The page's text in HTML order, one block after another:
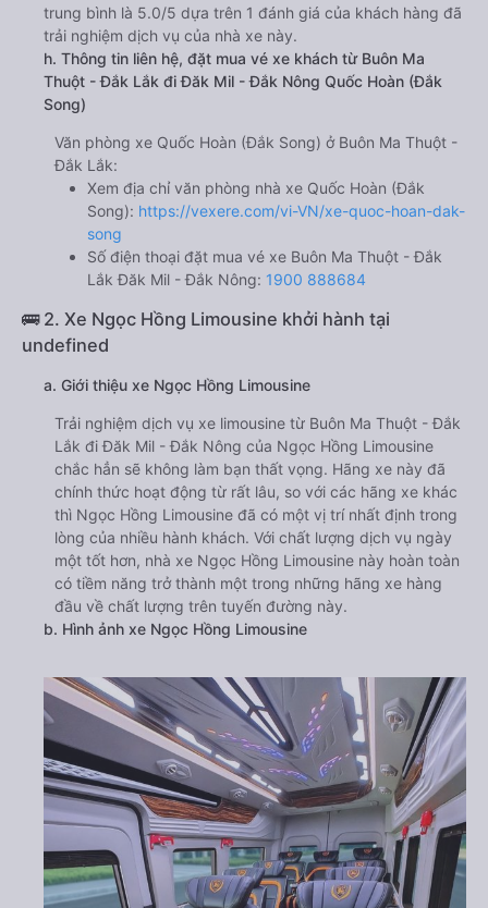
trung bình là 5.0/5 dựa trên 1 đánh giá của khách hàng đã
trải nghiệm dịch vụ của nhà xe này.
h. Thông tin liên hệ, đặt mua vé xe khách từ Buôn Ma
Thuột - Đắk Lắk đi Đăk Mil - Đắk Nông Quốc Hoàn (Đắk
Song)
Văn phòng xe Quốc Hoàn (Đắk Song) ở Buôn Ma Thuột -
Đắk Lắk:
Xem địa chỉ văn phòng nhà xe Quốc Hoàn (Đắk
Song): https://vexere.com/vi-VN/xe-quoc-hoan-dak-
song
Số điện thoại đặt mua vé xe Buôn Ma Thuột - Đắk
Lắk Đăk Mil - Đắk Nông: 1900 888684
🚌 2. Xe Ngọc Hồng Limousine khởi hành tại
undefined
a. Giới thiệu xe Ngọc Hồng Limousine
Trải nghiệm dịch vụ xe limousine từ Buôn Ma Thuột - Đắk
Lắk đi Đăk Mil - Đắk Nông của Ngọc Hồng Limousine
chắc hẳn sẽ không làm bạn thất vọng. Hãng xe này đã
chính thức hoạt động từ rất lâu, so với các hãng xe khác
thì Ngọc Hồng Limousine đã có một vị trí nhất định trong
lòng của nhiều hành khách. Với chất lượng dịch vụ ngày
một tốt hơn, nhà xe Ngọc Hồng Limousine này hoàn toàn
có tiềm năng trở thành một trong những hãng xe hàng
đầu về chất lượng trên tuyến đường này.
b. Hình ảnh xe Ngọc Hồng Limousine